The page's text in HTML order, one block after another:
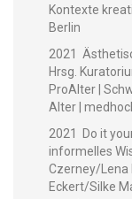
Kon­texte
Berlin
2021
Hrsg.
ProAl­ter |
Alter |
2021 Do it
informelles
Czerney/Lena
Eckert/Silke